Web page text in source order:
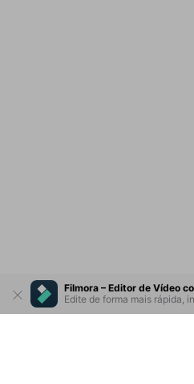
Filmora – Editor de Vídeo
Edite de forma mais rápida,